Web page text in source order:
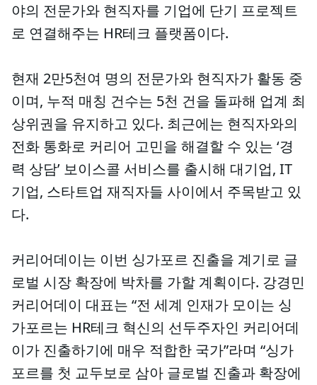
야의 전문가와 현직자를 기업에 단기 프로젝트
로 연결해주는 HR테크 플랫폼이다.
현재 2만5천여 명의 전문가와 현직자가 활동 중
이며, 누적 매칭 건수는 5천 건을 돌파해 업계 최
상위권을 유지하고 있다. 최근에는 현직자와의
전화 통화로 커리어 고민을 해결할 수 있는 ‘경
력 상담’ 보이스콜 서비스를 출시해 대기업, IT
기업, 스타트업 재직자들 사이에서 주목받고 있
다.
커리어데이는 이번 싱가포르 진출을 계기로 글
로벌 시장 확장에 박차를 가할 계획이다. 강경민
커리어데이 대표는 “전 세계 인재가 모이는 싱
가포르는 HR테크 혁신의 선두주자인 커리어데
이가 진출하기에 매우 적합한 국가”라며 “싱가
포르를 첫 교두보로 삼아 글로벌 진출과 확장에